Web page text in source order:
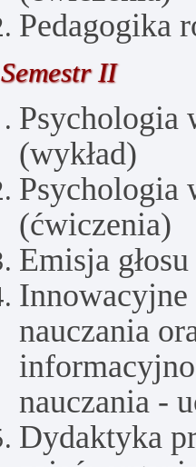
Pedagogika
Semestr II
Psychologia
(wykład)
Psychologia
(ćwiczenia)
Emisja
nauczania
nauczania -
Dydaktyka